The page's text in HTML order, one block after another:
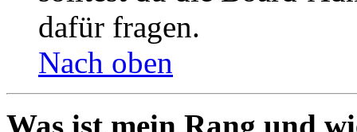
dafür fragen.
Nach oben